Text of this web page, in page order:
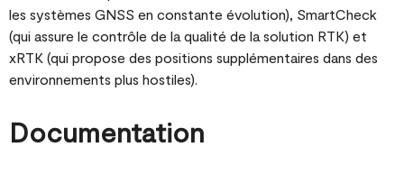
les systèmes GNSS en constante évolution), SmartCheck
(qui assure le contrôle de la qualité de la solution RTK) et
xRTK (qui propose des positions supplémentaires dans des
environnements plus hostiles).
Documentation